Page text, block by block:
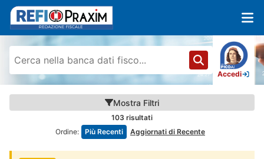
Accedi
Mostra Filtri
103 risultati
Ordine:
Più Recenti Aggiornati di Recente